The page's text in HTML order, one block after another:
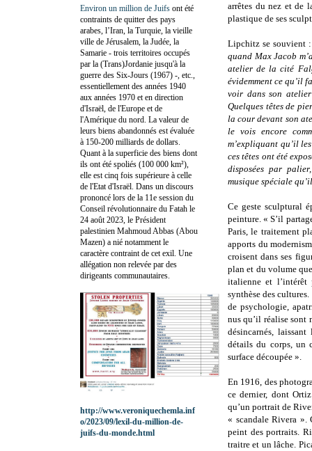
arrêtes du nez et de
plastique de ses
Lipchitz se souvient
quand Max Jacob
atelier de la cité
évidemment ce qu’il
voir dans son
Quelques têtes de
la cour devant son
le vois encore
m’expliquant qu’il
ces têtes ont été
disposées par
musique spéciale
Ce geste sculptural
peinture. « S’il
Paris, le traitement
apports du
croisent dans ses
plan et du volume
italienne et l’intérêt
synthèse des
de psychologie,
nus qu’il réalise sont
désincarnés,
détails du corps, un
surface découpée ».
En 1916, des
ce dernier, dont
qu’un portrait de
« scandale Rivera ».
peint des portraits.
traitre et un lâche.
Environ un million de Juifs ont été
contraints de quitter des pays
arabes, l’Iran, la Turquie, la vieille
ville de Jérusalem, la Judée, la
Samarie - trois territoires occupés
par la (Trans)Jordanie jusqu'à la
guerre des Six-Jours (1967) -, etc.,
essentiellement des années 1940
aux années 1970 et en direction
d'Israël, de l'Europe et de
l'Amérique du nord. La valeur de
leurs biens abandonnés est évaluée
à 150-200 milliards de dollars.
Quant à la superficie des biens dont
ils ont été spoliés (100 000 km²),
elle est cinq fois supérieure à celle
de l'Etat d'Israël. Dans un discours
prononcé lors de la 11e session du
Conseil révolutionnaire du Fatah le
24 août 2023, le Président
palestinien Mahmoud Abbas (Abou
Mazen) a nié notamment le
caractère contraint de cet exil. Une
allégation non relevée par des
dirigeants communautaires.
http://www.veroniquechemla.inf
o/2023/09/lexil-du-million-de-
juifs-du-monde.html